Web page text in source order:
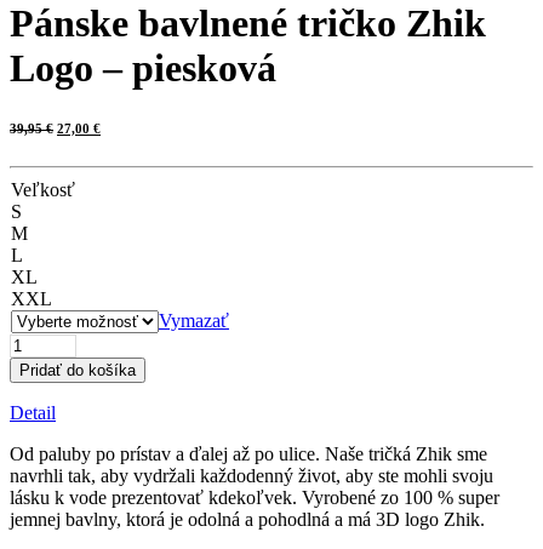
Pánske bavlnené tričko Zhik
Logo – piesková
39,95€ Pôvodná
39,95 €.
27,00 €Aktuálna
27,00 €.
Veľkosť
S
M
L
XL
XXL
Vymazať
množstvo
Pánske
bavlnené
tričko
Logo
–
piesková
Pridať do košíka
Detail
Od paluby po prístav a ďalej až po ulice. Naše tričká Zhik sme
navrhli tak, aby vydržali každodenný život, aby ste mohli svoju
lásku k vode prezentovať kdekoľvek. Vyrobené zo 100 % super
jemnej bavlny, ktorá je odolná a pohodlná a má 3D logo Zhik.